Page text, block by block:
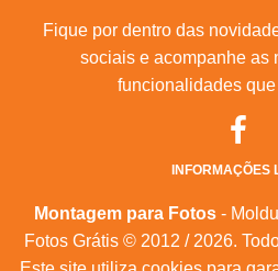
Fique por dentro das
sociais e acompanhe as
funcionalidades
INFORMAÇÕES
Montagem para Fotos -
Fotos Grátis © 2012 / 2026.